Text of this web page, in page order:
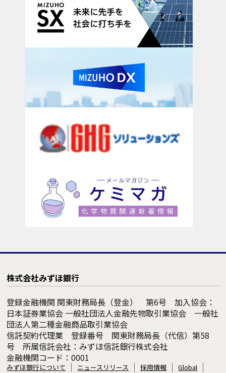
株式会社みずほ銀行
登録金融機関 関東財務局長（登金） 第6号 加入協会：
日本証券業協会 一般社団法人金融先物取引業協会 一般社
団法人第二種金融商品取引業協会
信託契約代理業 登録番号 関東財務局長（代信）第58
号 所属信託会社：みずほ信託銀行株式会社
金融機関コード：0001
みずほ銀行について ニュースリリース 採用情報
Global